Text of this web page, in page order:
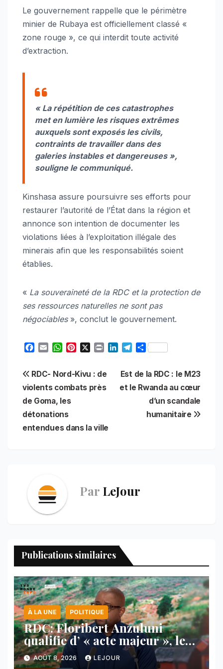
Le gouvernement rappelle que le périmètre
minier de Rubaya est officiellement classé «
zone rouge », ce qui interdit toute activité
d’extraction.
« La répétition de ces catastrophes
met en lumière les risques extrêmes
auxquels sont exposés les civils,
contraints de travailler dans des
galeries instables et dangereuses »,
souligne le communiqué.
Kinshasa assure poursuivre ses efforts pour
restaurer l’autorité de l’État dans la région et
annonce son intention de documenter les
violations liées à l’exploitation illégale des
minerais afin que les responsabilités soient
établies.
« La souveraineté de la RDC et la protection de
ses ressources naturelles ne sont pas
négociables», conclut le gouvernement.
e
b
o
o
k
i
l
W
t
s
A
p
p
t
e
t
n
t
k
e
e
g
S
r
e
Navigation
de
l’article
Est de la RDC : le M23
et le Rwanda au cœur
d’un scandale
humanitaire
RDC- Nord-Kivu : de
violents combats près
de Goma, les
détonations
entendues dans la ville
Par LeJour
Publications similaires
À LA UNE POLITIQUE
RDC: Floribert Anzuluni
qualifie d’ « acte majeur », le
protocole de désarmement des
FDLR
AOÛT 8, 2026 LEJOUR